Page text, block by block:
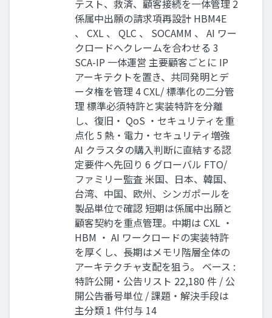
テスト、救済、顧客接続を一体管理 2
係属中出願の請求項再設計 HBM4E
、 CXL 、 QLC 、 SOCAMM 、 AI ワー
クロードへクレームを合わせる 3
SCA-IP 一体運営 主要顧客ごとに IP
アーキテクトを置き、共同発明とデ
ータ権を管理 4 CXL/ 標準化の二分管
理 標準必須特許と実装特許を分離
し、復旧・ QoS ・セキュリティを重
点化 5 熱・電力・セキュリティ増強
AI クラスタの購入判断に直結する認
定要件へ先回り 6 グローバル FTO/
ファミリー監査 米国、日本、韓国、
台湾、中国、欧州、シンガポールを
製品単位で確認 短期は係属中出願と
顧客契約を重点管理。中期は CXL ・
HBM ・ AI ワークロードの実装特許
を厚くし、長期はメモリ階層全体の
アーキテクチャ支配を狙う。 ベース :
特許公開・公告リスト 22,180 件 / 公
開公告番号単位 / 課題・解決手段は
主分類 1 件付与 14